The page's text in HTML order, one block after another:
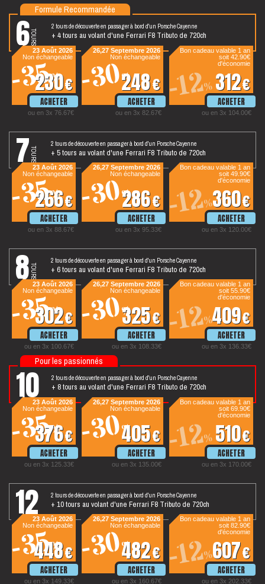
6tours
2 tours de découverte en passager à bord d'un Porsche Cayenne
+ 4 tours au volant d'une Ferrari F8 Tributo de 720ch
Bon cadeau valable 1 an
312€
ou en 3x 104.00€
-12%
soit 42.90€
d'économie
26,27 Septembre 2026
Non échangeable
248€
ou en 3x 82.67€
-30%
23 Août 2026
Non échangeable
230€
ou en 3x 76.67€
-35%
Formule Recommandée
7tours
2 tours de découverte en passager à bord d'un Porsche Cayenne
+ 5 tours au volant d'une Ferrari F8 Tributo de 720ch
Bon cadeau valable 1 an
360€
ou en 3x 120.00€
-12%
soit 49.90€
d'économie
26,27 Septembre 2026
Non échangeable
286€
ou en 3x 95.33€
-30%
23 Août 2026
Non échangeable
266€
ou en 3x 88.67€
-35%
8tours
2 tours de découverte en passager à bord d'un Porsche Cayenne
+ 6 tours au volant d'une Ferrari F8 Tributo de 720ch
Bon cadeau valable 1 an
409€
ou en 3x 136.33€
-12%
soit 55.90€
d'économie
26,27 Septembre 2026
Non échangeable
325€
ou en 3x 108.33€
-30%
23 Août 2026
Non échangeable
302€
ou en 3x 100.67€
-35%
10
tours
2 tours de découverte en passager à bord d'un Porsche Cayenne
+ 8 tours au volant d'une Ferrari F8 Tributo de 720ch
Bon cadeau valable 1 an
510€
ou en 3x 170.00€
-12%
soit 69.90€
d'économie
26,27 Septembre 2026
Non échangeable
405€
ou en 3x 135.00€
-30%
23 Août 2026
Non échangeable
376€
ou en 3x 125.33€
-35%
Pour les passionnés
12
tours
2 tours de découverte en passager à bord d'un Porsche Cayenne
+ 10 tours au volant d'une Ferrari F8 Tributo de 720ch
Bon cadeau valable 1 an
607€
ou en 3x 202.33€
-12%
soit 82.90€
d'économie
26,27 Septembre 2026
Non échangeable
482€
ou en 3x 160.67€
-30%
23 Août 2026
Non échangeable
448€
ou en 3x 149.33€
-35%